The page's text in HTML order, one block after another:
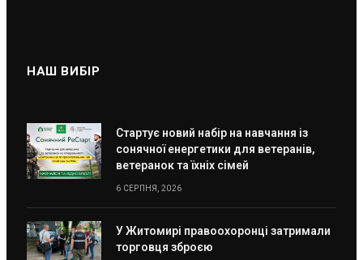
НАШ ВИБІР
Стартує новий набір на навчання із
сонячної енергетики для ветеранів,
ветеранок та їхніх сімей
6 СЕРПНЯ, 2026
У Житомирі правоохоронці затримали
торговця зброєю